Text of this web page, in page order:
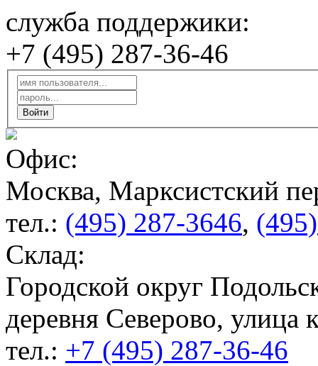
служба поддержики:
+7 (495) 287-36-46
Офис:
Москва, Марксистский
тел.: (495) 287-3646,
Склад:
Городской округ
деревня Северово, улица
тел.: +7 (495) 287-36-46